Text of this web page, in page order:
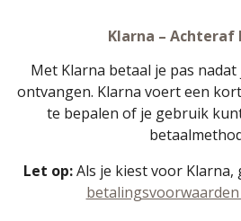
Klarna – Achteraf
Met Klarna betaal je pas
ontvangen. Klarna voert een
te bepalen of je gebruik
Let op:Als je kiest voor Klarna,